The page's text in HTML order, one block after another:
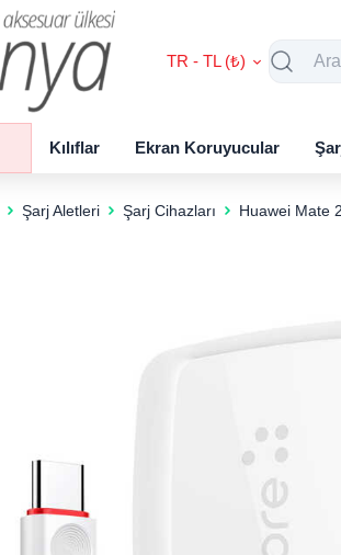
TR - TL (₺)
Kılıflar Ekran Koruyucular
Şarj Aletleri Şarj Cihazları Huawei Mate